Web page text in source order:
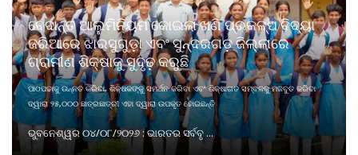
ବେଦାନ୍ତ ଆଲୁମିନିୟମ କୋଇଲା ଖଣି ପ୍ରକଳ୍ପ ବିଦ୍ୟା
ଜରିଆରେ ଝାରସୁଗୁଡ଼ା ଏବଂ ସୁନ୍ଦରଗଡ଼ ଜିଲ୍ଲାରେ
ଗ୍ରାମୀଣ ଶିକ୍ଷାକୁ ସୁଦୃଢ଼ କରୁଛି
ପାଠପଢାକୁ ଉନ୍ନତ କରିବା, ଶିକ୍ଷକଙ୍କୁ ସମର୍ଥନ କରିବା ଏବଂ ଶିକ୍ଷାଗତ ସମ୍ବଳକୁ ମଜବୁତ କରିବା
ଦ୍ୱାରା ୨୫,୦୦୦ ଛାତ୍ରଛାତ୍ରୀ ଏହା ଦ୍ୱାରା ଉପକୃତ ହୋଇଛନ୍ତି
ଭୁବନେଶ୍ୱର ୦୪/୦୮/୨୦୨୬ : ଭାରତର ସର୍ବବୃ ...